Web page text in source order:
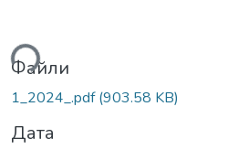
Файли
1_2024_.pdf(903.58 KB)
Дата